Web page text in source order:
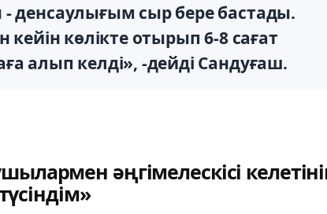
денсаулығым сыр бере бастады.
кейін көлікте отырып 6-8 сағат
алып келді», -дейді Сандуғаш.
әңгімелескісі